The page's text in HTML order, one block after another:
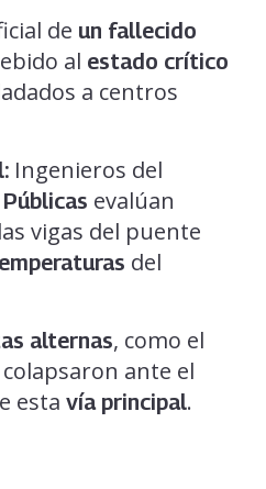
de un fallecido
al estado crítico
a centros
Ingenieros del
evalúan
vigas del puente
del
alternas, como el
colapsaron ante el
esta vía principal.